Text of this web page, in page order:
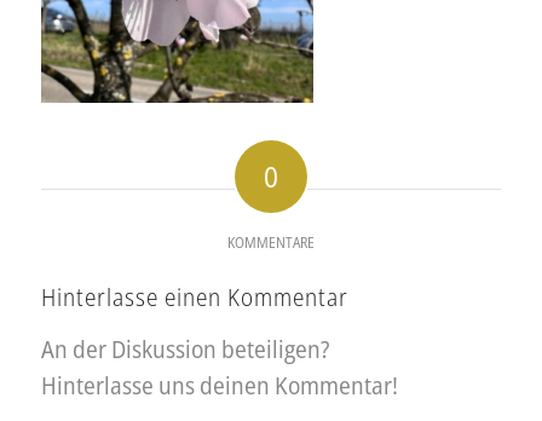
0
KOMMENTARE
Hinterlasse einen Kommentar
An der Diskussion beteiligen?
Hinterlasse uns deinen Kommentar!